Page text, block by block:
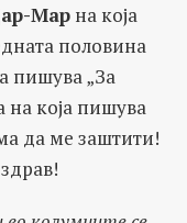
Мар на која
половина
пишува „За
на која пишува
да ме заштити!